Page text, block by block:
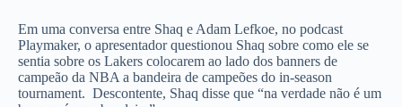
Em uma conversa entre Shaq e Adam Lefkoe, no podcast
Playmaker, o apresentador questionou Shaq sobre como ele se
sentia sobre os Lakers colocarem ao lado dos banners de
campeão da NBA a bandeira de campeões do in-season
tournament. Descontente, Shaq disse que “na verdade não é um